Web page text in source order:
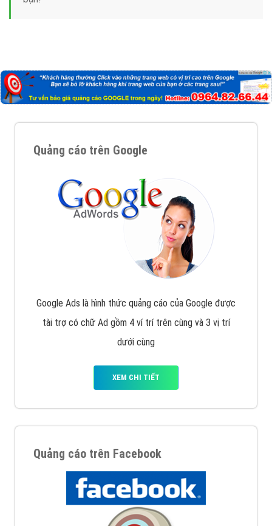
Quảng cáo trên Google
Google Ads là hình thức quảng cáo của Google được
tài trợ có chữ Ad gồm 4 ví trí trên cùng và 3 vị trí
dưới cùng
XEM CHI TIẾT
Quảng cáo trên Facebook